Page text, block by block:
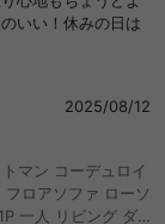
いい！休みの日は
2025/08/12
マン コーデュロイ
ロアソファ ローソ
一人 リビング ダ